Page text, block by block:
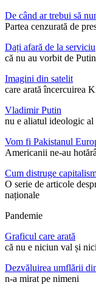
De când ar trebui să
Partea cenzurată de
Dați afară de la serviciu
că nu au vorbit de Putin
Imagini din satelit
care arată încercuirea
Vladimir Putin
nu e aliatul ideologic
Vom fi Pakistanul
Americanii ne-au
Cum distruge
O serie de articole
naționale
Pandemie
Graficul care arată
că nu e niciun val și
Dezvăluirea umflării
n-a mirat pe nimeni